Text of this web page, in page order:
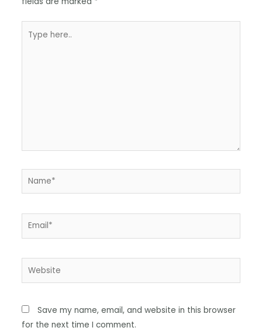
Save my name, email, and website in this browser
for the next time I comment.